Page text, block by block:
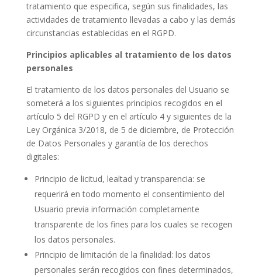
tratamiento que especifica, según sus finalidades, las
actividades de tratamiento llevadas a cabo y las demás
circunstancias establecidas en el RGPD.
Principios aplicables al tratamiento de los datos
personales
El tratamiento de los datos personales del Usuario se
someterá a los siguientes principios recogidos en el
artículo 5 del RGPD y en el artículo 4 y siguientes de la
Ley Orgánica 3/2018, de 5 de diciembre, de Protección
de Datos Personales y garantía de los derechos
digitales:
Principio de licitud, lealtad y transparencia: se
requerirá en todo momento el consentimiento del
Usuario previa información completamente
transparente de los fines para los cuales se recogen
los datos personales.
Principio de limitación de la finalidad: los datos
personales serán recogidos con fines determinados,